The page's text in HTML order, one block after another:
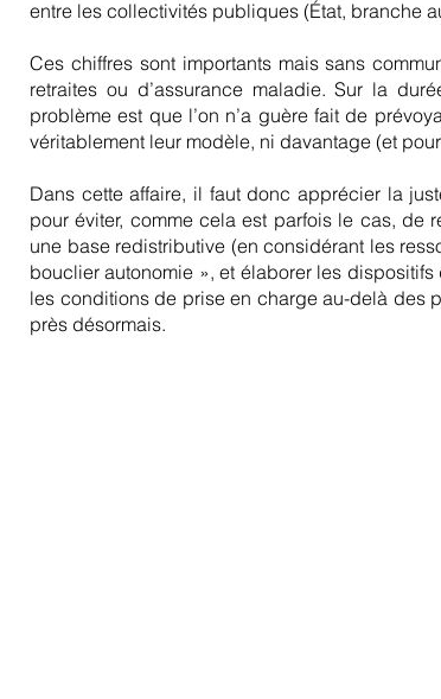
entre les collectivités publiques (État, branche
Ces chiffres sont importants mais sans
retraites ou d’assurance maladie. Sur la
problème est que l’on n’a guère fait de
véritablement leur modèle, ni davantage (et
Dans cette affaire, il faut donc apprécier la
pour éviter, comme cela est parfois le cas, de
une base redistributive (en considérant les
bouclier autonomie », et élaborer les
les conditions de prise en charge au-delà des
près désormais.